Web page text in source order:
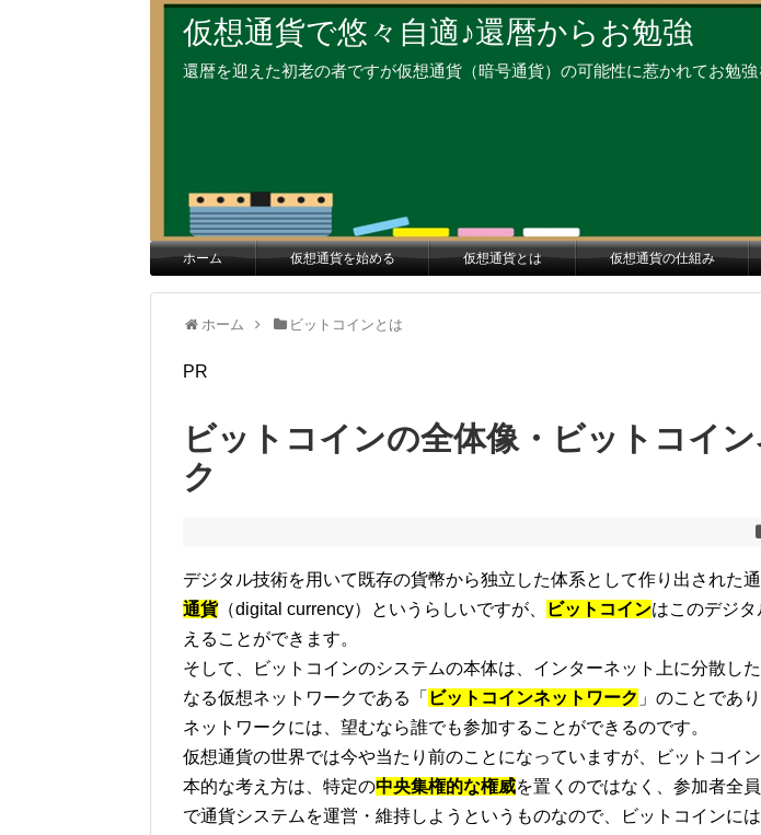
仮想通貨で悠々自適♪還暦からお勉強
還暦を迎えた初老の者ですが仮想通貨（暗号通貨）の可能性に惹かれてお勉
ホーム 仮想通貨を始める 仮想通貨とは 仮想通貨の仕組み
ホーム ビットコインとは
PR
ビットコインの全体像・ビットコイ
ク
デジタル技術を用いて既存の貨幣から独立した体系として作り出された
通貨（digital currency）というらしいですが、 ビットコインはこのデジ
えることができます。
そして、ビットコインのシステムの本体は、インターネット上に分散し
なる仮想ネットワークである「 ビットコインネットワーク 」のことであ
ネットワークには、望むなら誰でも参加することができるのです。
仮想通貨の世界では今や当たり前のことになっていますが、ビットコイ
本的な考え方は、特定の中央集権的な権威を置くのではなく、参加者全
で通貨システムを運営・維持しようというものなので、ビットコインに